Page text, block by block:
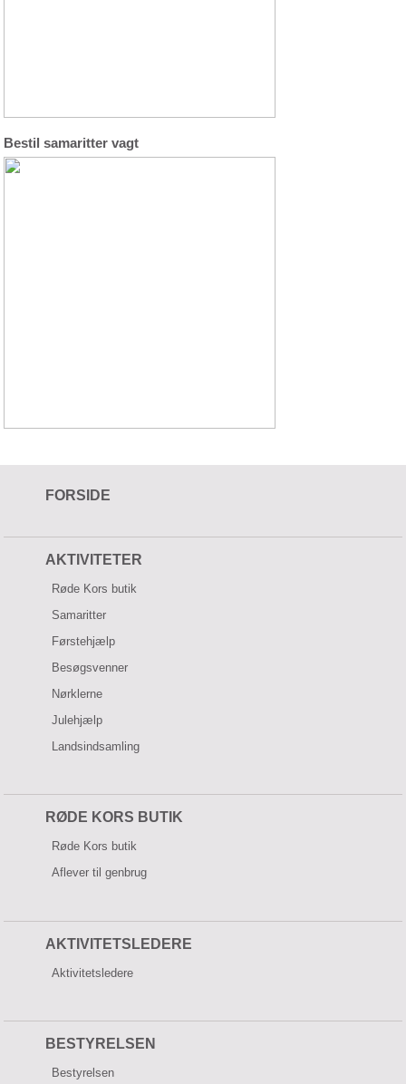
Bestil samaritter vagt
FORSIDE
AKTIVITETER
Røde Kors butik
Samaritter
Førstehjælp
Besøgsvenner
Nørklerne
Julehjælp
Landsindsamling
RØDE KORS BUTIK
Røde Kors butik
Aflever til genbrug
AKTIVITETSLEDERE
Aktivitetsledere
BESTYRELSEN
Bestyrelsen